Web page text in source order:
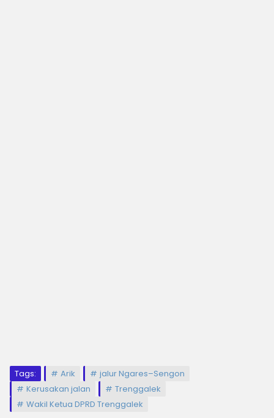
Tags: Arik
jalur Ngares–Sengon
Kerusakan jalan
Trenggalek
Wakil Ketua DPRD Trenggalek